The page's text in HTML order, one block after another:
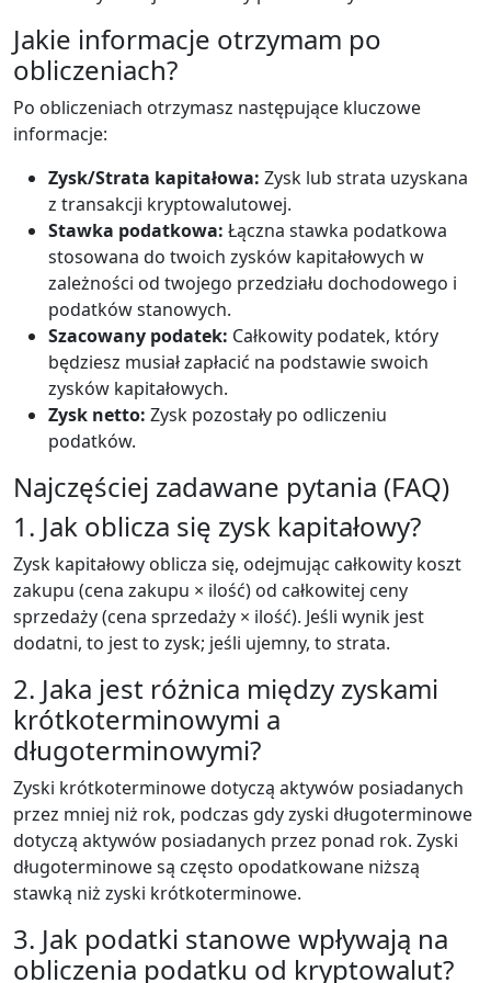
Jakie informacje otrzymam po
obliczeniach?
Po obliczeniach otrzymasz następujące kluczowe
informacje:
Zysk/Strata kapitałowa: Zysk lub strata uzyskana
z transakcji kryptowalutowej.
Stawka podatkowa: Łączna stawka podatkowa
stosowana do twoich zysków kapitałowych w
zależności od twojego przedziału dochodowego i
podatków stanowych.
Szacowany podatek: Całkowity podatek, który
będziesz musiał zapłacić na podstawie swoich
zysków kapitałowych.
Zysk netto: Zysk pozostały po odliczeniu
podatków.
Najczęściej zadawane pytania (FAQ)
1. Jak oblicza się zysk kapitałowy?
Zysk kapitałowy oblicza się, odejmując całkowity koszt
zakupu (cena zakupu × ilość) od całkowitej ceny
sprzedaży (cena sprzedaży × ilość). Jeśli wynik jest
dodatni, to jest to zysk; jeśli ujemny, to strata.
2. Jaka jest różnica między zyskami
krótkoterminowymi a
długoterminowymi?
Zyski krótkoterminowe dotyczą aktywów posiadanych
przez mniej niż rok, podczas gdy zyski długoterminowe
dotyczą aktywów posiadanych przez ponad rok. Zyski
długoterminowe są często opodatkowane niższą
stawką niż zyski krótkoterminowe.
3. Jak podatki stanowe wpływają na
obliczenia podatku od kryptowalut?